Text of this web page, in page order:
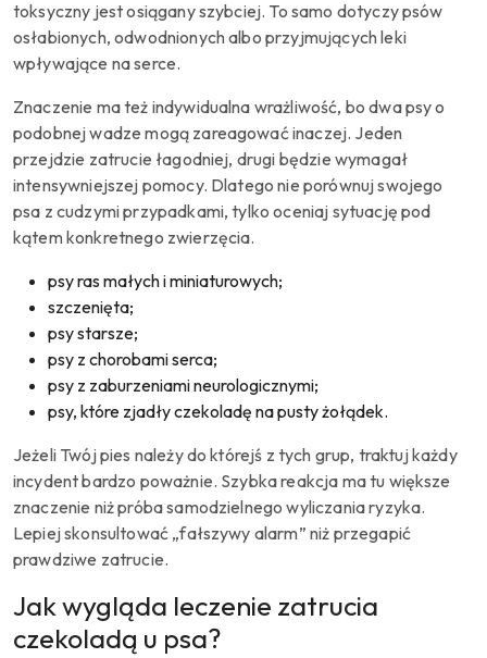
toksyczny jest osiągany szybciej. To samo dotyczy psów
osłabionych, odwodnionych albo przyjmujących leki
wpływające na serce.
Znaczenie ma też indywidualna wrażliwość, bo dwa psy o
podobnej wadze mogą zareagować inaczej. Jeden
przejdzie zatrucie łagodniej, drugi będzie wymagał
intensywniejszej pomocy. Dlatego nie porównuj swojego
psa z cudzymi przypadkami, tylko oceniaj sytuację pod
kątem konkretnego zwierzęcia.
psy ras małych i miniaturowych;
szczenięta;
psy starsze;
psy z chorobami serca;
psy z zaburzeniami neurologicznymi;
psy, które zjadły czekoladę na pusty żołądek.
Jeżeli Twój pies należy do którejś z tych grup, traktuj każdy
incydent bardzo poważnie. Szybka reakcja ma tu większe
znaczenie niż próba samodzielnego wyliczania ryzyka.
Lepiej skonsultować „fałszywy alarm” niż przegapić
prawdziwe zatrucie.
Jak wygląda leczenie zatrucia
czekoladą u psa?